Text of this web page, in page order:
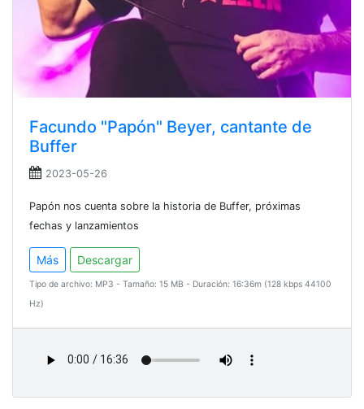
Facundo "Papón" Beyer, cantante de
Buffer
2023-05-26
Papón nos cuenta sobre la historia de Buffer, próximas
fechas y lanzamientos
Más Descargar
Tipo de archivo: MP3 - Tamaño: 15 MB - Duración: 16:36m (128 kbps 44100
Hz)